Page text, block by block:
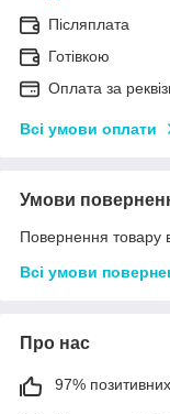
Післяплата
Готівкою
Оплата за
Всі умови оплати
Умови
Повернення товару
Всі умови
Про нас
97% позитивних